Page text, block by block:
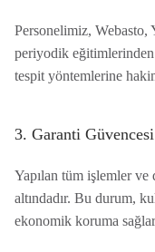
Personelimiz, Webasto,
periyodik
tespit yöntemlerine
3. Garanti Güvencesi
Yapılan tüm işlemler
altındadır. Bu durum,
ekonomik koruma